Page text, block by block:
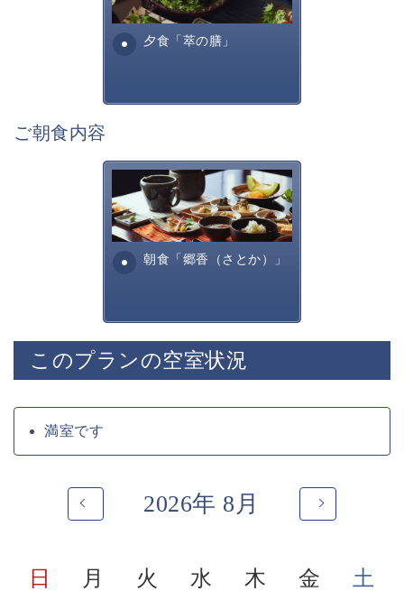
■展望露天風呂
諏訪湖を一望する展望露天風呂
神秘的な諏訪湖を眺めながら寛ぎの時間をお過ごしくだ
■お食事「萃の膳」
旬の美味しく安全な食材を信州諏訪らしい調理方法で提
諏訪の地酒や味噌、醤油といった
自信を持って提供できる調味料を厳選して使用しており
※苦手なものやアレルギー食材については事前にお申し
事メニューをお愉しみいただけます。
・ご夕食「寛ぎの膳」
職人が手間暇かけたお食事になります。
季節ごとに変わる名物の土鍋ご飯や自家製の信州蕎麦も
ございます。
・ご朝食「郷香（さとか）」
田舎を懐かしむような、身体に優しいお食事となってお
信州の郷の香りを感じていただけましたら幸いです。
夕食「萃の膳」
諏訪らしい調理方法で提供す
る萃諏訪湖の料理全...
ご朝食内容
朝食「郷香（さとか）」
田舎を懐かしむような、そし
て身体に優しいお食事内容と
なっております。お粥・出汁
巻きたまご、焼き魚・・...
このプランの空室状況
満室です
2026年 8月
日 月 火 水 木 金
土